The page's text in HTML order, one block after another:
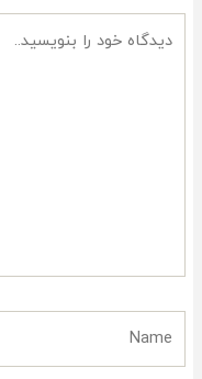
دیدگاه